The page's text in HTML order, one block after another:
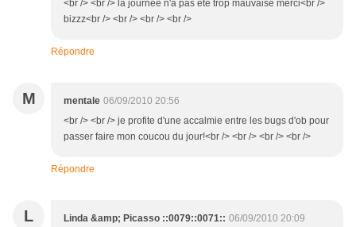
<br /> <br /> la journée n'a pas été trop mauvaise merci<br />
bizzz<br /> <br /> <br /> <br />
Répondre
M mentale 06/09/2010 20:56
<br /> <br /> je profite d'une accalmie entre les bugs d'ob pour
passer faire mon coucou du jour!<br /> <br /> <br /> <br />
Répondre
L Linda &amp; Picasso ::0079::0071:: 06/09/2010 20:09